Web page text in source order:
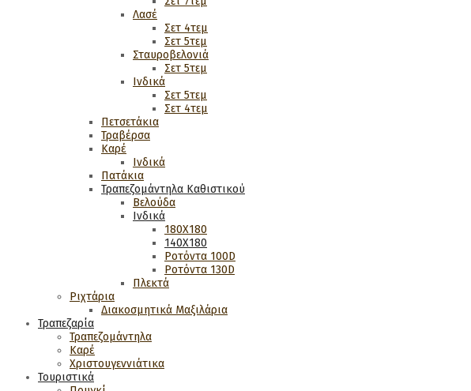
Λασέ
Σετ 4τεμ
Σετ 5τεμ
Σταυροβελονιά
Σετ 5τεμ
Ινδικά
Σετ 5τεμ
Σετ 4τεμ
Πετσετάκια
Τραβέρσα
Καρέ
Ινδικά
Πατάκια
Τραπεζομάντηλα Καθιστικού
Βελούδα
Ινδικά
180Χ180
140Χ180
Ροτόντα 100D
Ροτόντα 130D
Πλεκτά
Ριχτάρια
Διακοσμητικά Μαξιλάρια
Τραπεζαρία
Τραπεζομάντηλα
Καρέ
Χριστουγεννιάτικα
Τουριστικά